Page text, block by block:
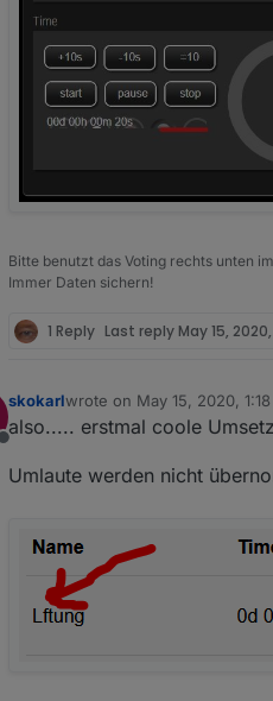
Bitte benutzt das Voting rechts unten
Immer Daten sichern!
1 Reply Last reply May 15,
Offline
skokarlwrote on May 15, 2020,
last edited by skokarlMay
also..... erstmal coole
Umlaute werden nicht